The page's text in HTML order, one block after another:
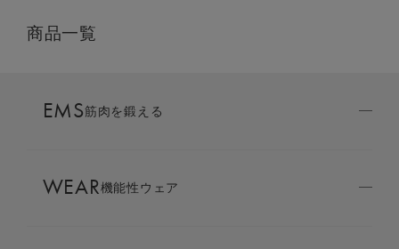
LIVE SHOPPING
AMBASSADOR
SIXPAD APP
商品一覧
EMS筋肉を鍛える
WEAR機能性ウェア